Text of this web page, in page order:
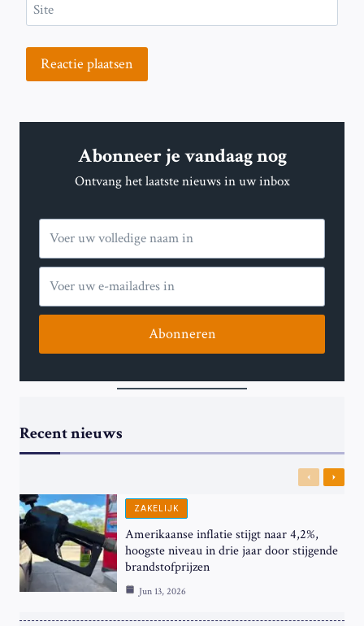
Site
Abonneer je vandaag nog
Ontvang het laatste nieuws in uw inbox
Abonneren
Recent nieuws
Previous
Next
ZAKELIJK
Amerikaanse inflatie stijgt naar 4,2%,
hoogste niveau in drie jaar door stijgende
brandstofprijzen
Jun 13, 2026